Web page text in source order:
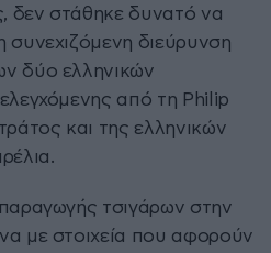
δεν στάθηκε δυνατό να
συνεχιζόμενη διεύρυνση
δύο ελληνικών
από τη Philip
και της ελληνικών
τσιγάρων στην
με στοιχεία που αφορούν